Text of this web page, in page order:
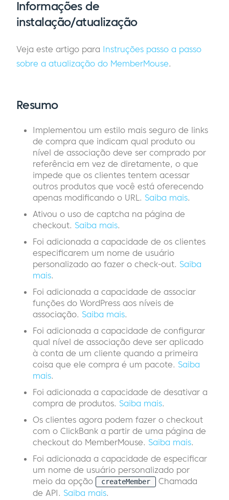
Informações de
instalação/atualização
Veja este artigo para Instruções passo a passo
sobre a atualização do MemberMouse.
Resumo
Implementou um estilo mais seguro de links
de compra que indicam qual produto ou
nível de associação deve ser comprado por
referência em vez de diretamente, o que
impede que os clientes tentem acessar
outros produtos que você está oferecendo
apenas modificando o URL. Saiba mais.
Ativou o uso de captcha na página de
checkout. Saiba mais.
Foi adicionada a capacidade de os clientes
especificarem um nome de usuário
personalizado ao fazer o check-out. Saiba
mais.
Foi adicionada a capacidade de associar
funções do WordPress aos níveis de
associação. Saiba mais.
Foi adicionada a capacidade de configurar
qual nível de associação deve ser aplicado
à conta de um cliente quando a primeira
coisa que ele compra é um pacote. Saiba
mais.
Foi adicionada a capacidade de desativar a
compra de produtos. Saiba mais.
Os clientes agora podem fazer o checkout
com o ClickBank a partir de uma página de
checkout do MemberMouse. Saiba mais.
Foi adicionada a capacidade de especificar
um nome de usuário personalizado por
meio da opção
createMember
Chamada
de API. Saiba mais.